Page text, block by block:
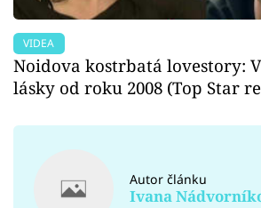
VIDEA
Noidova kostrbatá lovestory:
lásky od roku 2008 (Top Star
Autor článku
Ivana